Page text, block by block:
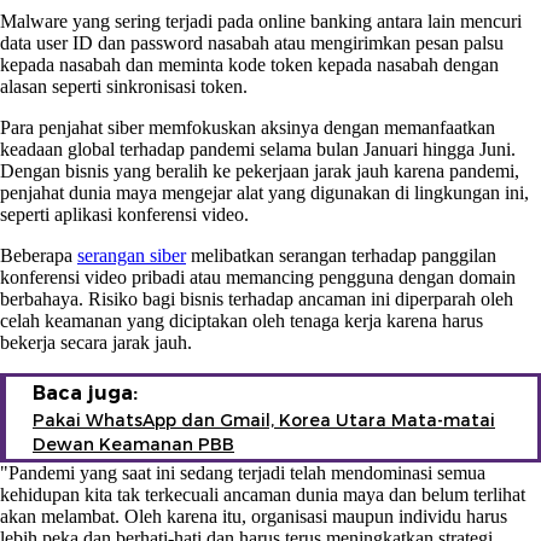
Malware yang sering terjadi pada online banking antara lain mencuri
data user ID dan password nasabah atau mengirimkan pesan palsu
kepada nasabah dan meminta kode token kepada nasabah dengan
alasan seperti sinkronisasi token.
Para penjahat siber memfokuskan aksinya dengan memanfaatkan
keadaan global terhadap pandemi selama bulan Januari hingga Juni.
Dengan bisnis yang beralih ke pekerjaan jarak jauh karena pandemi,
penjahat dunia maya mengejar alat yang digunakan di lingkungan ini,
seperti aplikasi konferensi video.
Beberapa serangan sibermelibatkan serangan terhadap panggilan
konferensi video pribadi atau memancing pengguna dengan domain
berbahaya. Risiko bagi bisnis terhadap ancaman ini diperparah oleh
celah keamanan yang diciptakan oleh tenaga kerja karena harus
bekerja secara jarak jauh.
Baca juga:
Pakai WhatsApp dan Gmail, Korea Utara Mata-matai
Dewan Keamanan PBB
"Pandemi yang saat ini sedang terjadi telah mendominasi semua
kehidupan kita tak terkecuali ancaman dunia maya dan belum terlihat
akan melambat. Oleh karena itu, organisasi maupun individu harus